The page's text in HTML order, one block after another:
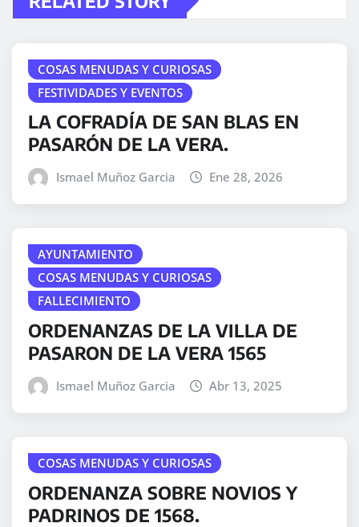
COSAS MENUDAS Y CURIOSAS
FESTIVIDADES Y EVENTOS
LA COFRADÍA DE SAN BLAS EN
PASARÓN DE LA VERA.
Ismael Muñoz Garcia Ene 28, 2026
AYUNTAMIENTO
COSAS MENUDAS Y CURIOSAS
FALLECIMIENTO
ORDENANZAS DE LA VILLA DE
PASARON DE LA VERA 1565
Ismael Muñoz Garcia Abr 13, 2025
COSAS MENUDAS Y CURIOSAS
ORDENANZA SOBRE NOVIOS Y
PADRINOS DE 1568.